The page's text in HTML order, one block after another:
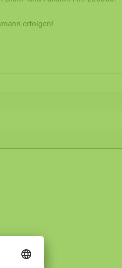
erfolgen!